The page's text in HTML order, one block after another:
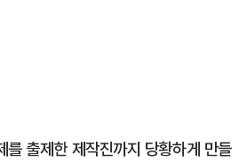
출제한 제작진까지 당황하게 만들